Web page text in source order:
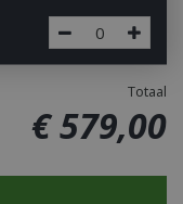
Totaal
€579,00